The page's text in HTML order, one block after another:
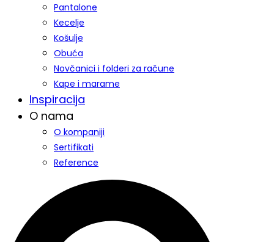
Pantalone
Kecelje
Košulje
Obuća
Novčanici i folderi za račune
Kape i marame
Inspiracija
O nama
O kompaniji
Sertifikati
Reference